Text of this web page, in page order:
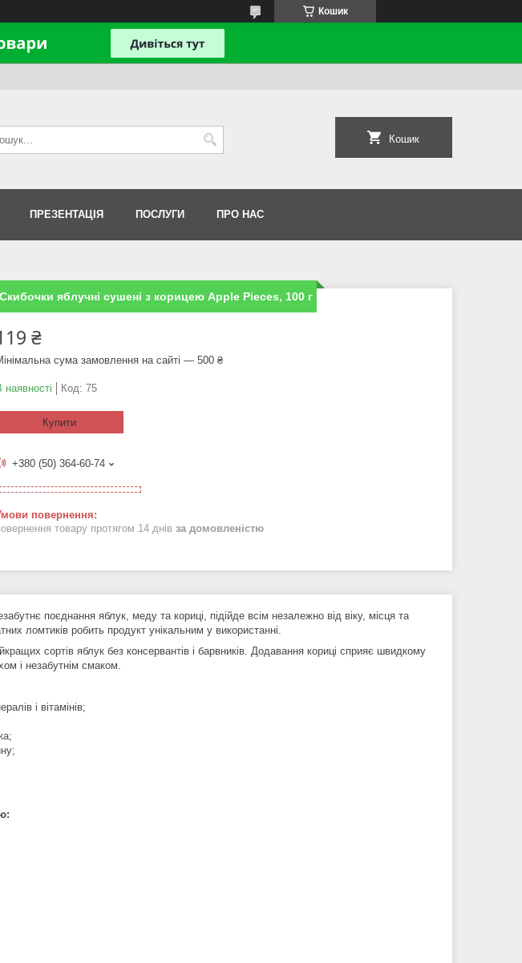
Кошик
Кошик
ПРЕЗЕНТАЦІЯ ПОСЛУГИ ПРО НАС
Скибочки яблучні сушені з корицею Apple Pieces, 100 г
₴
сума замовлення на сайті — 500 ₴
наявності Код: 75
Купити
+380 (50) 364-60-74
товару протягом 14 днів за домовленістю
поєднання яблук, меду та кориці, підійде всім незалежно від віку, місця та
ломтиків робить продукт унікальним у використанні.
сортів яблук без консервантів і барвників. Додавання кориці сприяє швидкому
запахом і незабутнім смаком.
і вітамінів;